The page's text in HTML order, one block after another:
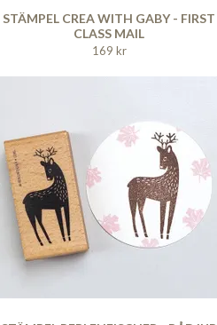
STÄMPEL CREA WITH GABY - FIRST
CLASS MAIL
169 kr